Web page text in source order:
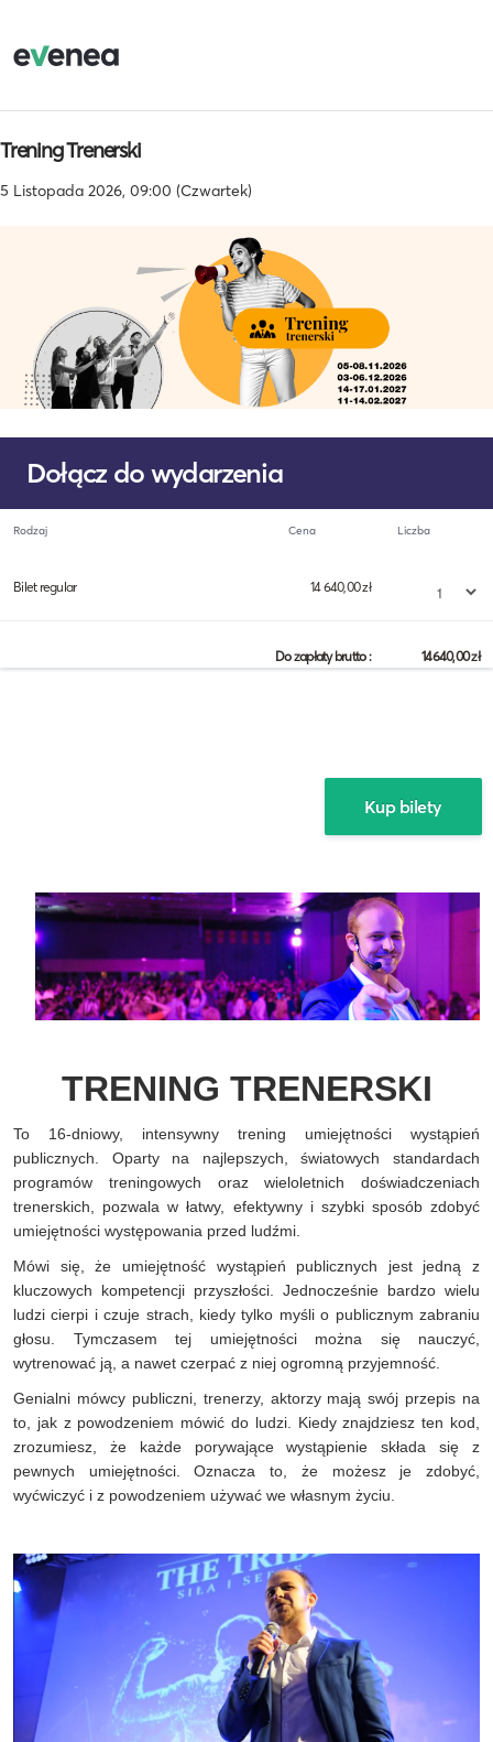
Trening Trenerski
5 Listopada 2026, 09:00 (Czwartek)
Dołącz do wydarzenia
Rodzaj Cena Liczba
Bilet regular 14 640,00 zł
Do zapłaty brutto : 14640,00zł
TRENING TRENERSKI
To 16-dniowy, intensywny trening umiejętności wystąpień
publicznych. Oparty na najlepszych, światowych standardach
programów treningowych oraz wieloletnich doświadczeniach
trenerskich, pozwala w łatwy, efektywny i szybki sposób zdobyć
umiejętności występowania przed ludźmi.
Mówi się, że umiejętność wystąpień publicznych jest jedną z
kluczowych kompetencji przyszłości. Jednocześnie bardzo wielu
ludzi cierpi i czuje strach, kiedy tylko myśli o publicznym zabraniu
głosu. Tymczasem tej umiejętności można się nauczyć,
wytrenować ją, a nawet czerpać z niej ogromną przyjemność.
Genialni mówcy publiczni, trenerzy, aktorzy mają swój przepis na
to, jak z powodzeniem mówić do ludzi. Kiedy znajdziesz ten kod,
zrozumiesz, że każde porywające wystąpienie składa się z
pewnych umiejętności. Oznacza to, że możesz je zdobyć,
wyćwiczyć i z powodzeniem używać we własnym życiu.